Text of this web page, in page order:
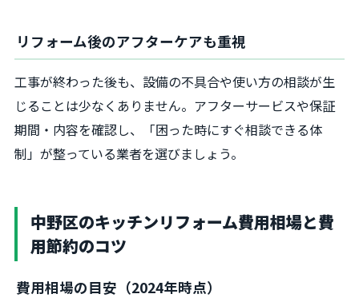
リフォーム後のアフターケアも重視
工事が終わった後も、設備の不具合や使い方の相談が生
じることは少なくありません。アフターサービスや保証
期間・内容を確認し、「困った時にすぐ相談できる体
制」が整っている業者を選びましょう。
中野区のキッチンリフォーム費用相場と費
用節約のコツ
費用相場の目安（2024年時点）